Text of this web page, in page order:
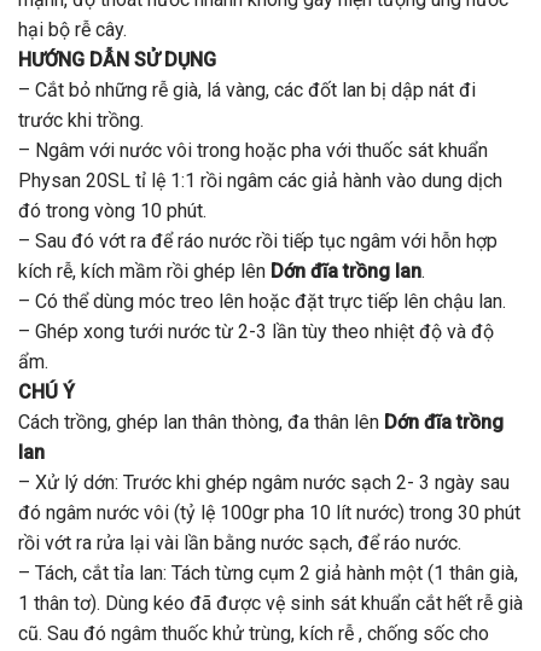
hại bộ rễ cây.
HƯỚNG DẪN SỬ DỤNG
– Cắt bỏ những rễ già, lá vàng, các đốt lan bị dập nát đi
trước khi trồng.
– Ngâm với nước vôi trong hoặc pha với thuốc sát khuẩn
Physan 20SL tỉ lệ 1:1 rồi ngâm các giả hành vào dung dịch
đó trong vòng 10 phút.
– Sau đó vớt ra để ráo nước rồi tiếp tục ngâm với hỗn hợp
kích rễ, kích mầm rồi ghép lên Dớn đĩa trồng lan.
– Có thể dùng móc treo lên hoặc đặt trực tiếp lên chậu lan.
– Ghép xong tưới nước từ 2-3 lần tùy theo nhiệt độ và độ
ẩm.
CHÚ Ý
Cách trồng, ghép lan thân thòng, đa thân lên Dớn đĩa trồng
lan
– Xử lý dớn: Trước khi ghép ngâm nước sạch 2- 3 ngày sau
đó ngâm nước vôi (tỷ lệ 100gr pha 10 lít nước) trong 30 phút
rồi vớt ra rửa lại vài lần bằng nước sạch, để ráo nước.
– Tách, cắt tỉa lan: Tách từng cụm 2 giả hành một (1 thân già,
1 thân tơ). Dùng kéo đã được vệ sinh sát khuẩn cắt hết rễ già
cũ. Sau đó ngâm thuốc khử trùng, kích rễ , chống sốc cho